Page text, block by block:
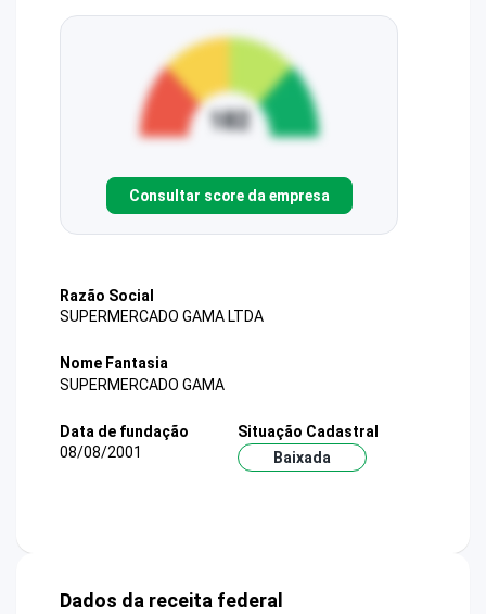
Consultar score da empresa
Razão Social
SUPERMERCADO GAMA LTDA
Nome Fantasia
SUPERMERCADO GAMA
Data de fundação
08/08/2001
Situação Cadastral
Baixada
Dados da receita federal